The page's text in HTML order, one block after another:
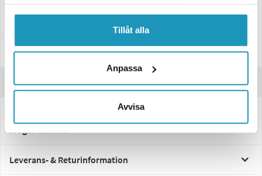
Tillåt alla
Anpassa
Avvisa
Fästögla för gasfjäder L=18 M6, max 150N
Fästögla för gasfjäder till släpvagn, utförande: L=18M6max150N
Specifikationer
Recensioner
Frågor och svar
Leverans- & Returinformation